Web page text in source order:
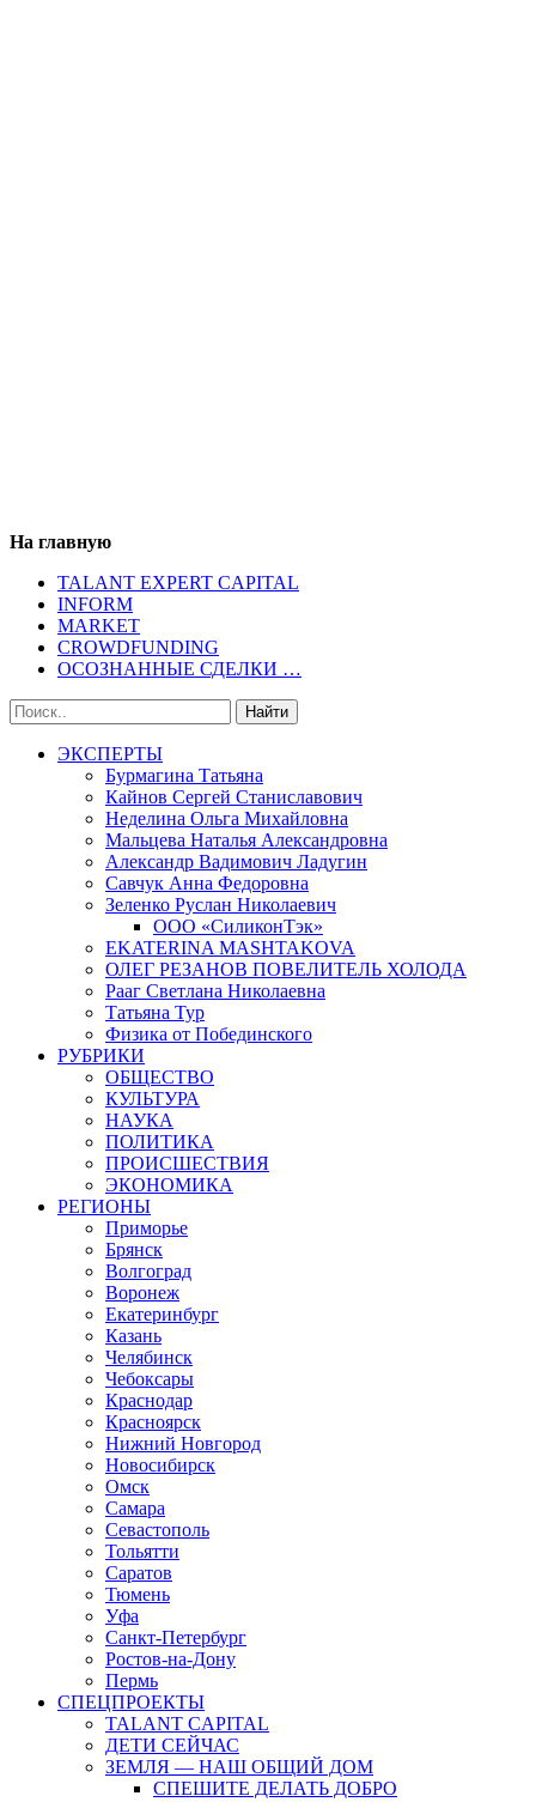
На главную
TALANT EXPERT CAPITAL
INFORM
MARKET
CROWDFUNDING
ОСОЗНАННЫЕ СДЕЛКИ …
ЭКСПЕРТЫ
Бурмагина Татьяна
Кайнов Сергей Станиславович
Неделина Ольга Михайловна
Мальцева Наталья Александровна
Александр Вадимович Ладугин
Савчук Анна Федоровна
Зеленко Руслан Николаевич
ООО «СиликонТэк»
EKATERINA MASHTAKOVA
ОЛЕГ РЕЗАНОВ ПОВЕЛИТЕЛЬ ХОЛОДА
Рааг Светлана Николаевна
Татьяна Тур
Физика от Побединского
РУБРИКИ
ОБЩЕСТВО
КУЛЬТУРА
НАУКА
ПОЛИТИКА
ПРОИСШЕСТВИЯ
ЭКОНОМИКА
РЕГИОНЫ
Приморье
Брянск
Волгоград
Воронеж
Екатеринбург
Казань
Челябинск
Чебоксары
Краснодар
Красноярск
Нижний Новгород
Новосибирск
Омск
Самара
Севастополь
Тольятти
Саратов
Тюмень
Уфа
Санкт-Петербург
Ростов-на-Дону
Пермь
СПЕЦПРОЕКТЫ
TALANT CAPITAL
ДЕТИ СЕЙЧАС
ЗЕМЛЯ — НАШ ОБЩИЙ ДОМ
СПЕШИТЕ ДЕЛАТЬ ДОБРО